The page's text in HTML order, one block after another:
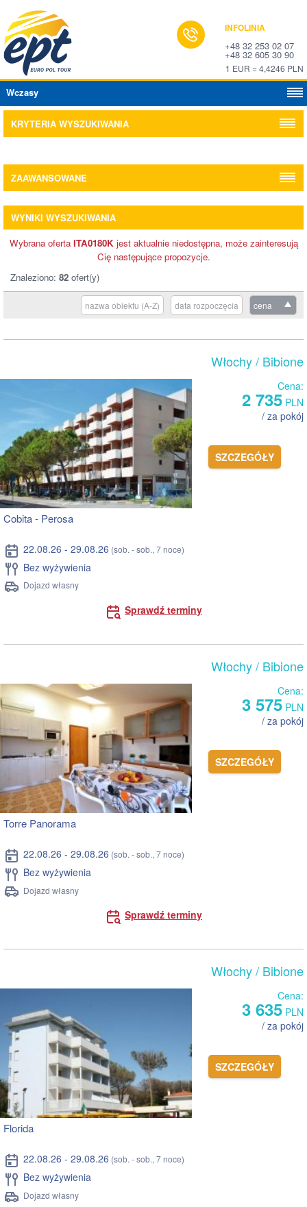
INFOLINIA
+48 32 253 02 07
+48 32 605 30 90
1 EUR = 4,4246 PLN
Wczasy
KRYTERIA WYSZUKIWANIA
ZAAWANSOWANE
WYNIKI WYSZUKIWANIA
Wybrana oferta ITA0180Kjest aktualnie niedostępna, może zainteresują
Cię następujące propozycje.
Znaleziono: 82 ofert(y)
cena
data rozpoczęcia
nazwa obiektu (A-Z)
Włochy/ Bibione
Cena:
2 735 PLN
/ za pokój
SZCZEGÓŁY
Cobita - Perosa
22.08.26 - 29.08.26 (sob. - sob., 7 noce)
Bez wyżywienia
Dojazd własny
Sprawdź terminy
Włochy/ Bibione
Cena:
3 575 PLN
/ za pokój
SZCZEGÓŁY
Torre Panorama
22.08.26 - 29.08.26 (sob. - sob., 7 noce)
Bez wyżywienia
Dojazd własny
Sprawdź terminy
Włochy/ Bibione
Cena:
3 635 PLN
/ za pokój
SZCZEGÓŁY
Florida
22.08.26 - 29.08.26 (sob. - sob., 7 noce)
Bez wyżywienia
Dojazd własny